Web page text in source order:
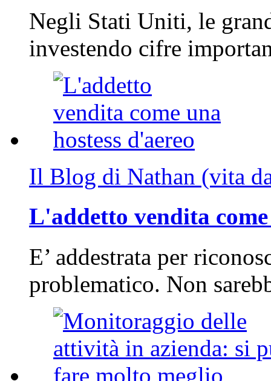
Negli Stati Uniti, le
investendo cifre
Il Blog di Nathan (vita
L'addetto vendita
E’ addestrata per
problematico. Non